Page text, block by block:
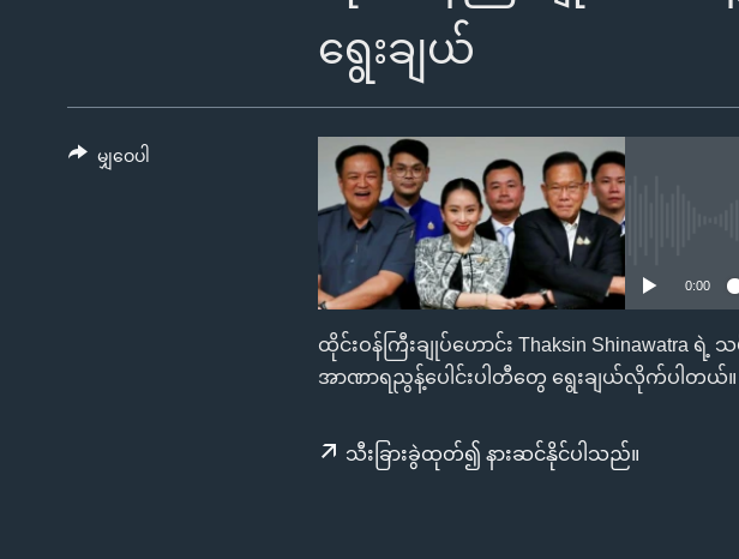
မကြေးမုံရဲ့ အင်္ဂလိပ်စာ
ရေဒီယို
ရေဒီယိုနှင့်ရုပ်သံ အချက်အလက်များ
ရွေးချယ်
0:00
ထိုင်းဝန်ကြီးချုပ်ဟောင်း Thaksin Shinawatra ရဲ့
အာဏာရညွန့်ပေါင်းပါတီတွေ ရွေးချယ်လိုက်ပါတယ်။
သီးခြားခွဲထုတ်၍ နားဆင်နိုင်ပါသည်။
မျှဝေပါ